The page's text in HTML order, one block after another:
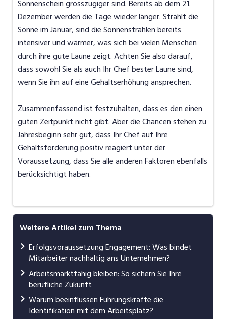
Sonnenschein grosszügiger sind. Bereits ab dem 21.
Dezember werden die Tage wieder länger. Strahlt die
Sonne im Januar, sind die Sonnenstrahlen bereits
intensiver und wärmer, was sich bei vielen Menschen
durch ihre gute Laune zeigt. Achten Sie also darauf,
dass sowohl Sie als auch Ihr Chef bester Laune sind,
wenn Sie ihn auf eine Gehaltserhöhung ansprechen.
Zusammenfassend ist festzuhalten, dass es den einen
guten Zeitpunkt nicht gibt. Aber die Chancen stehen zu
Jahresbeginn sehr gut, dass Ihr Chef auf Ihre
Gehaltsforderung positiv reagiert unter der
Voraussetzung, dass Sie alle anderen Faktoren ebenfalls
berücksichtigt haben.
Weitere Artikel zum Thema
Erfolgsvoraussetzung Engagement: Was bindet
Mitarbeiter nachhaltig ans Unternehmen?
Arbeitsmarktfähig bleiben: So sichern Sie Ihre
berufliche Zukunft
Warum beeinflussen Führungskräfte die
Identifikation mit dem Arbeitsplatz?